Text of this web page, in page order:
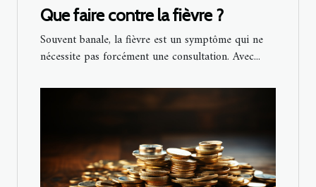
Que faire contre la fièvre ?
Souvent banale, la fièvre est un symptôme qui ne
nécessite pas forcément une consultation. Avec...